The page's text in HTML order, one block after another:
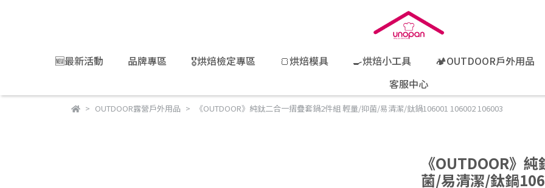
🆕最新活動 品牌專區 🎖️烘焙檢定專區 🍞烘焙模具 🍳烘焙小工具 🏕️OUTDOOR戶外用品
客服中心
OUTDOOR露營戶外用品 《OUTDOOR》純鈦二合一摺疊套鍋2件組 輕量/抑菌/易清潔/鈦鍋106001 106002 106003
《OUTDOOR》
菌/易清潔/鈦鍋